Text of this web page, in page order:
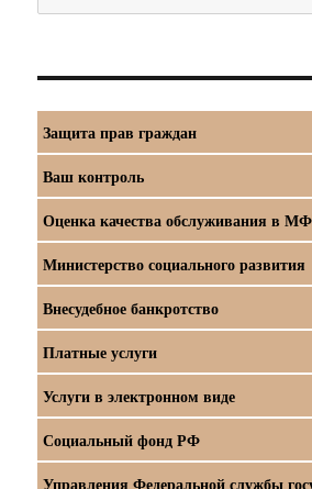
Защита прав граждан
Ваш контроль
Оценка качества обслуживания в
Министерство социального развития
Внесудебное банкротство
Платные услуги
Услуги в электронном виде
Социальный фонд РФ
Управления Федеральной службы